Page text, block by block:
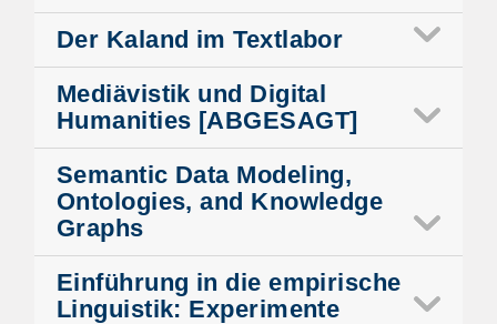
Der Kaland im Textlabor
Mediävistik und Digital
Humanities [ABGESAGT]
Semantic Data Modeling,
Ontologies, and Knowledge
Graphs
Einführung in die empirische
Linguistik: Experimente